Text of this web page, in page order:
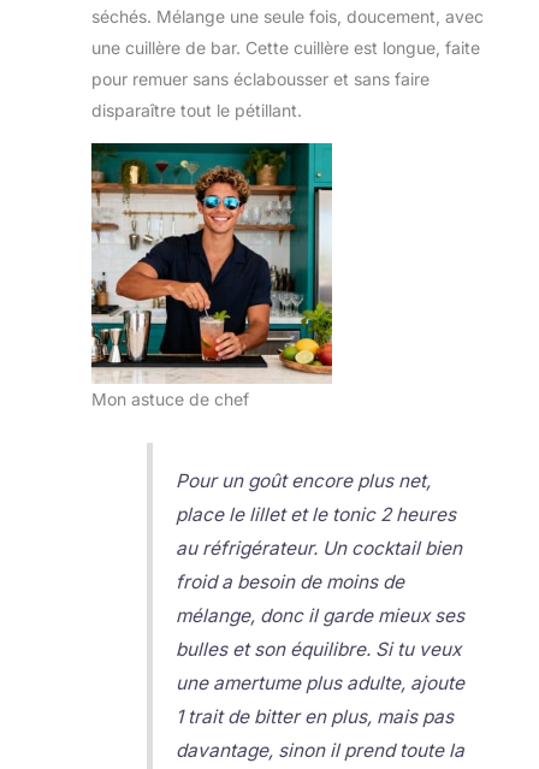
séchés. Mélange une seule fois, doucement, avec
une cuillère de bar. Cette cuillère est longue, faite
pour remuer sans éclabousser et sans faire
disparaître tout le pétillant.
Mon astuce de chef
Pour un goût encore plus net,
place le lillet et le tonic 2 heures
au réfrigérateur. Un cocktail bien
froid a besoin de moins de
mélange, donc il garde mieux ses
bulles et son équilibre. Si tu veux
une amertume plus adulte, ajoute
1 trait de bitter en plus, mais pas
davantage, sinon il prend toute la